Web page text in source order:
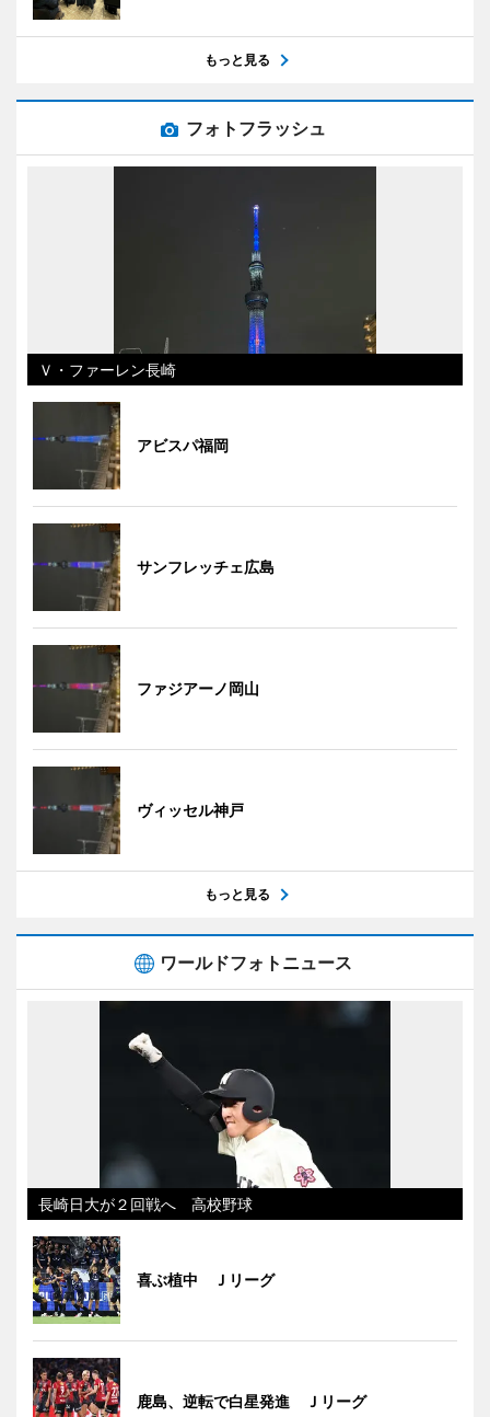
もっと見る
フォトフラッシュ
Ｖ・ファーレン長崎
アビスパ福岡
サンフレッチェ広島
ファジアーノ岡山
ヴィッセル神戸
もっと見る
ワールドフォトニュース
長崎日大が２回戦へ 高校野球
喜ぶ植中 Ｊリーグ
鹿島、逆転で白星発進 Ｊリーグ